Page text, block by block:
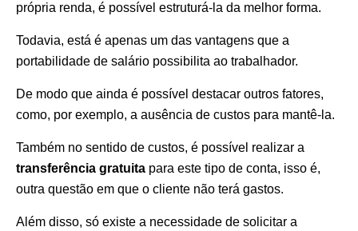
própria renda, é possível estruturá-la da melhor forma.
Todavia, está é apenas um das vantagens que a
portabilidade de salário possibilita ao trabalhador.
De modo que ainda é possível destacar outros fatores,
como, por exemplo, a ausência de custos para mantê-la.
Também no sentido de custos, é possível realizar a
transferência gratuita para este tipo de conta, isso é,
outra questão em que o cliente não terá gastos.
Além disso, só existe a necessidade de solicitar a